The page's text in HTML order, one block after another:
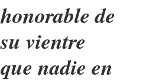
honorable de
su vientre
que nadie en